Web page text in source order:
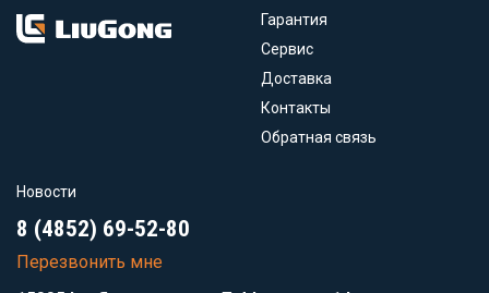
Гарантия
Сервис
Доставка
Контакты
Обратная связь
Новости
8 (4852) 69-52-80
Перезвонить мне